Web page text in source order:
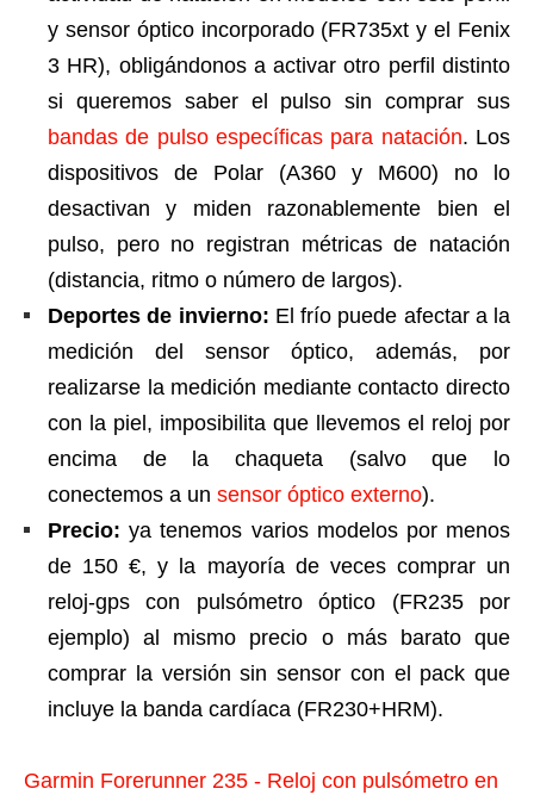
y sensor óptico incorporado (FR735xt y el Fenix
3 HR), obligándonos a activar otro perfil distinto
si queremos saber el pulso sin comprar sus
bandas de pulso específicas para natación. Los
dispositivos de Polar (A360 y M600) no lo
desactivan y miden razonablemente bien el
pulso, pero no registran métricas de natación
(distancia, ritmo o número de largos).
Deportes de invierno: El frío puede afectar a la
medición del sensor óptico, además, por
realizarse la medición mediante contacto directo
con la piel, imposibilita que llevemos el reloj por
encima de la chaqueta (salvo que lo
conectemos a un sensor óptico externo).
Precio: ya tenemos varios modelos por menos
de 150 €, y la mayoría de veces comprar un
reloj-gps con pulsómetro óptico (FR235 por
ejemplo) al mismo precio o más barato que
comprar la versión sin sensor con el pack que
incluye la banda cardíaca (FR230+HRM).
Garmin Forerunner 235 - Reloj con pulsómetro en